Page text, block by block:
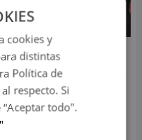
Darcourt, Masiel
y más artistas de
le expresaron su
a Naldy Saldaña
cookies y
distintas
Política de
respecto. Si
todo".